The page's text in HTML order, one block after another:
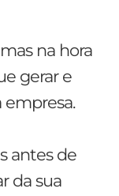
na hora
gerar e
empresa.
antes de
da sua